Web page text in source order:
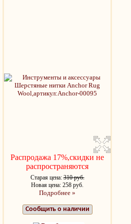
Распродажа 17%,скидки не
распространяются
Старая цена:310 руб.
Новая цена: 258 руб.
Подробнее »
Сообщить о наличии